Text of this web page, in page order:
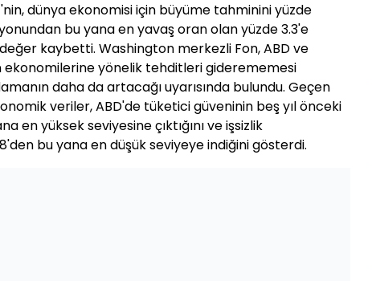
dünya ekonomisi için büyüme tahminini yüzde
bu yana en yavaş oran olan yüzde 3.3'e
kaybetti. Washington merkezli Fon, ABD ve
ekonomilerine yönelik tehditleri giderememesi
daha da artacağı uyarısında bulundu. Geçen
veriler, ABD'de tüketici güveninin beş yıl önceki
en yüksek seviyesine çıktığını ve işsizlik
bu yana en düşük seviyeye indiğini gösterdi.